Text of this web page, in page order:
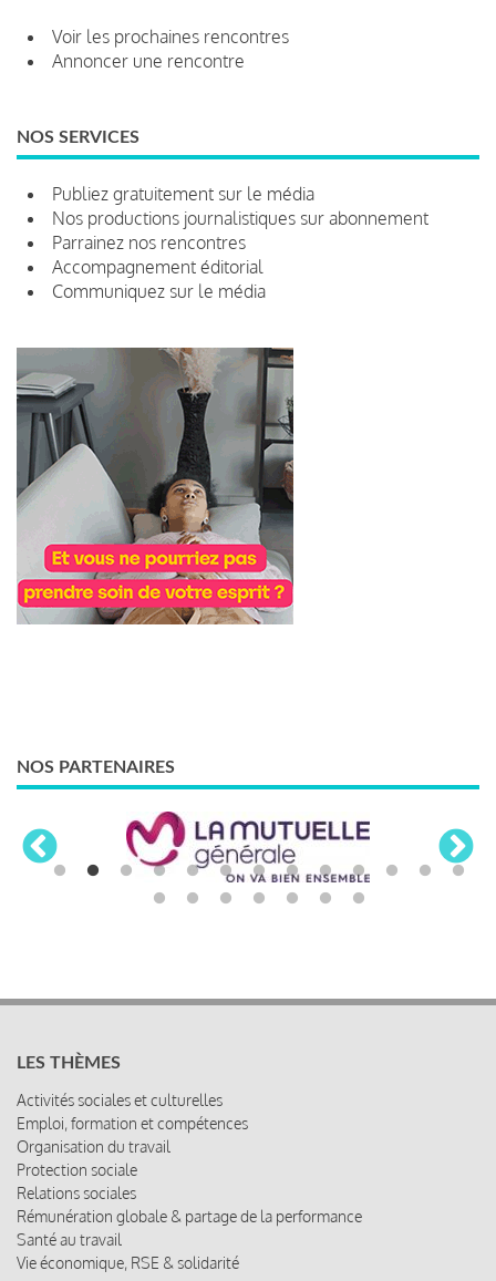
Voir les prochaines rencontres
Annoncer une rencontre
NOS SERVICES
Publiez gratuitement sur le média
Nos productions journalistiques sur abonnement
Parrainez nos rencontres
Accompagnement éditorial
Communiquez sur le média
NOS PARTENAIRES
LES THÈMES
Activités sociales et culturelles
Emploi, formation et compétences
Organisation du travail
Protection sociale
Relations sociales
Rémunération globale & partage de la performance
Santé au travail
Vie économique, RSE & solidarité